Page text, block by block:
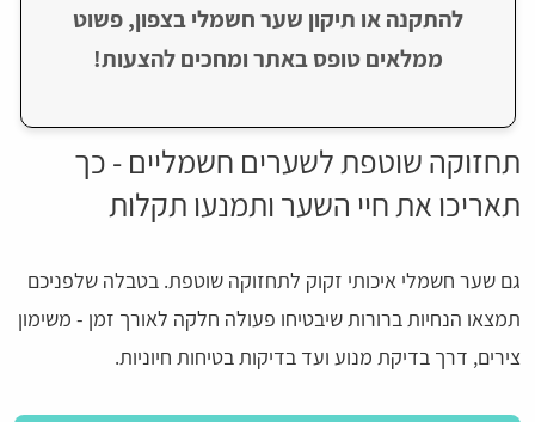
להתקנה או תיקון שער חשמלי בצפון, פשוט
ממלאים טופס באתר ומחכים להצעות!
תחזוקה שוטפת לשערים חשמליים - כך
תאריכו את חיי השער ותמנעו תקלות
גם שער חשמלי איכותי זקוק לתחזוקה שוטפת. בטבלה שלפניכם
תמצאו הנחיות ברורות שיבטיחו פעולה חלקה לאורך זמן - משימון
צירים, דרך בדיקת מנוע ועד בדיקות בטיחות חיוניות.